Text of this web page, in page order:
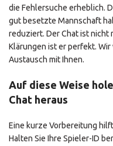
die Fehlersuche erheblich.
gut besetzte Mannschaft
reduziert. Der Chat ist nicht
Klärungen ist er perfekt.
Austausch mit Ihnen.
Auf diese Weise
Chat heraus
Eine kurze Vorbereitung
Halten Sie Ihre Spieler-ID